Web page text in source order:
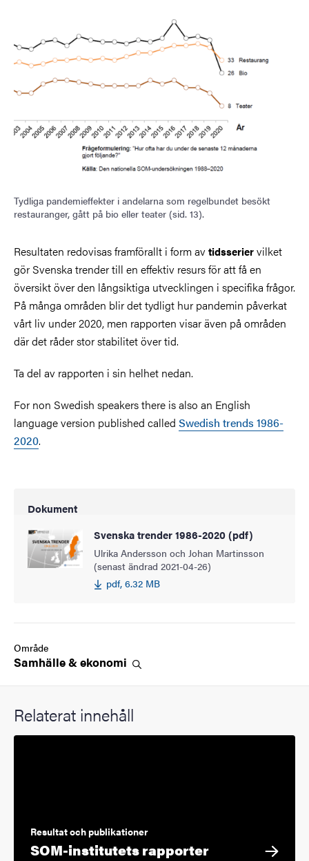
Tydliga pandemieffekter i andelarna som regelbundet besökt
restauranger, gått på bio eller teater (sid. 13).
Resultaten redovisas framförallt i form avtidsseriervilket
gör Svenska trender till en effektiv resurs för att få en
översikt över den långsiktiga utvecklingen i specifika frågor.
På många områden blir det tydligt hur pandemin påverkat
vårt liv under 2020, men rapporten visar även på områden
där det råder stor stabilitet över tid.
Ta del av rapporten i sin helhet nedan.
For non Swedish speakers there is also an English
language version published called Swedish trends 1986-
2020.
Dokument
Svenska trender 1986-2020 (pdf)
Ulrika Andersson och Johan Martinsson
(senast ändrad 2021-04-26)
pdf, 6.32 MB
Område
Samhälle &ekonomi
Relaterat innehåll
Resultat och publikationer
SOM-institutets rapporter